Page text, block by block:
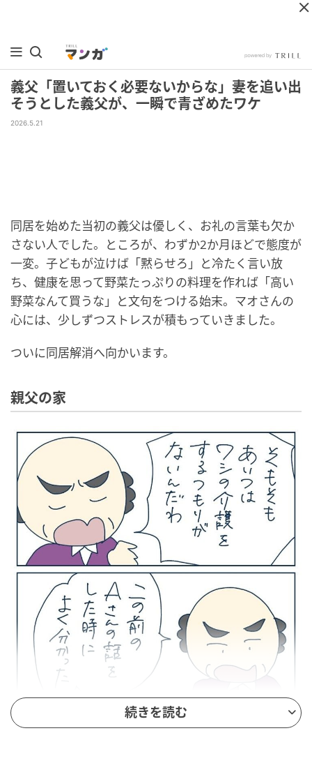
義父「置いておく必要ないからな」妻を追い出
そうとした義父が、一瞬で青ざめたワケ
2026.5.21
同居を始めた当初の義父は優しく、お礼の言葉も欠か
さない人でした。ところが、わずか2か月ほどで態度が
一変。子どもが泣けば「黙らせろ」と冷たく言い放
ち、健康を思って野菜たっぷりの料理を作れば「高い
野菜なんて買うな」と文句をつける始末。マオさんの
心には、少しずつストレスが積もっていきました。
ついに同居解消へ向かいます。
親父の家
続きを読む